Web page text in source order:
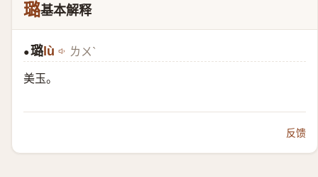
璐基本解释
●璐lù ㄌㄨˋ
美玉。
反馈